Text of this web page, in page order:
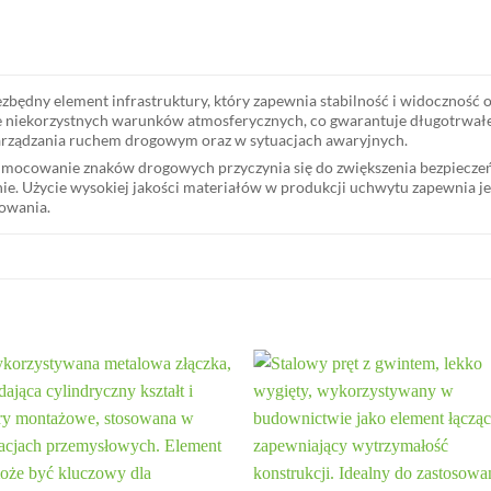
element infrastruktury, który zapewnia stabilność i widoczność
warunków atmosferycznych, co gwarantuje
ruchem drogowym oraz w sytuacjach awaryjnych.
znaków drogowych przyczynia się do zwiększenia
Użycie wysokiej jakości materiałów w produkcji uchwytu zapewnia